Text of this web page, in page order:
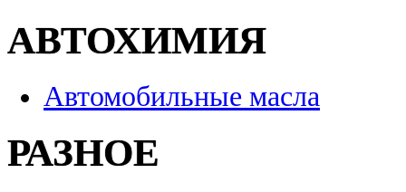
АВТОХИМИЯ
Автомобильные масла
РАЗНОЕ